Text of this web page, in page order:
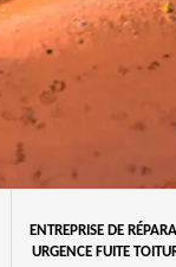
ENTREPRISE DE
URGENCE FUITE